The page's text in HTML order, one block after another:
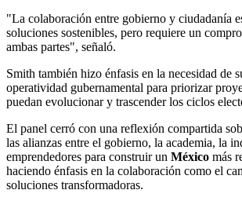
"La colaboración entre gobierno y ciudadanía
soluciones sostenibles, pero requiere un
ambas partes", señaló.
Smith también hizo énfasis en la necesidad de
operatividad gubernamental para priorizar
puedan evolucionar y trascender los ciclos
El panel cerró con una reflexión compartida
las alianzas entre el gobierno, la academia, la
emprendedores para construir un México más
haciendo énfasis en la colaboración como el
soluciones transformadoras.